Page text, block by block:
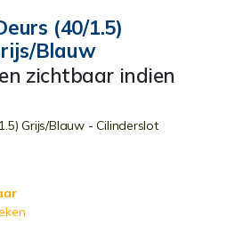
(40/1.5)
Blauw
zichtbaar indien
Grijs/Blauw - Cilinderslot